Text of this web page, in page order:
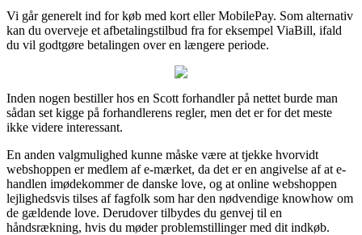
Vi går generelt ind for køb med kort eller MobilePay. Som alternativ
kan du overveje et afbetalingstilbud fra for eksempel ViaBill, ifald
du vil godtgøre betalingen over en længere periode.
Inden nogen bestiller hos en Scott forhandler på nettet burde man
sådan set kigge på forhandlerens regler, men det er for det meste
ikke videre interessant.
En anden valgmulighed kunne måske være at tjekke hvorvidt
webshoppen er medlem af e-mærket, da det er en angivelse af at e-
handlen imødekommer de danske love, og at online webshoppen
lejlighedsvis tilses af fagfolk som har den nødvendige knowhow om
de gældende love. Derudover tilbydes du genvej til en
håndsrækning, hvis du møder problemstillinger med dit indkøb.